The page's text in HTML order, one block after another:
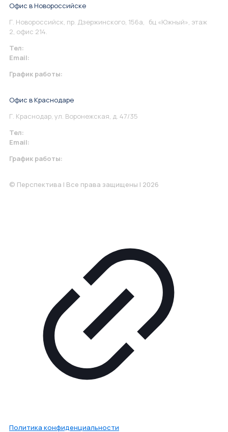
Офис в Новороссийске
Г. Новороссийск, пр. Дзержинского, 156а, бц «Южный», этаж
2, офис 214.
Тел:
Email:
График работы:
Офис в Краснодаре
Г. Краснодар, ул. Воронежская, д. 47/35
Тел:
Email:
График работы:
© Перспектива | Все права защищены | 2026
Политика конфиденциальности